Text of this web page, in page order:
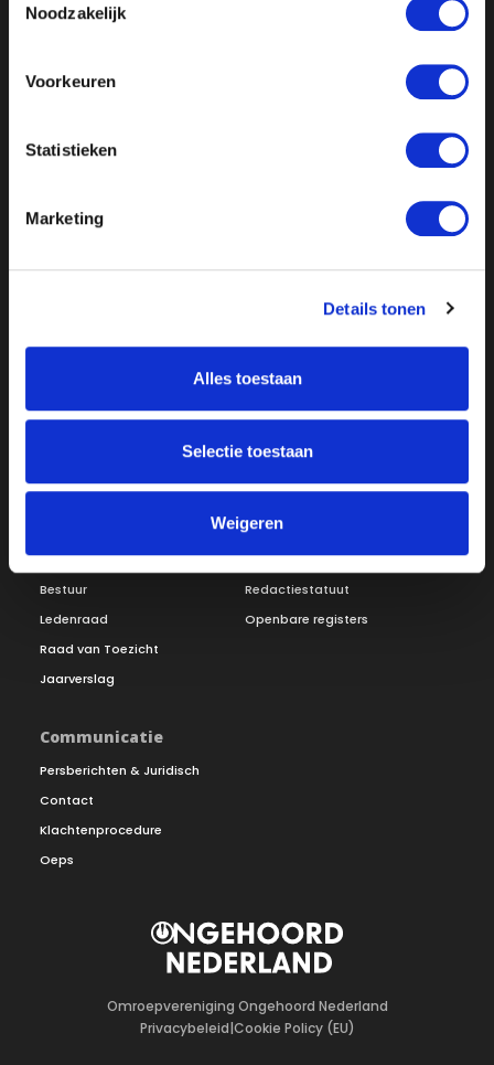
Noodzakelijk
Voorkeuren
Statistieken
Marketing
Details tonen
Alles toestaan
Selectie toestaan
Weigeren
Onze missie
Doneer
Steunbetuigingen
Vereniging
Bestuur
Ledenraad
Raad van Toezicht
Jaarverslag
Redactiestatuut
Openbare registers
Communicatie
Persberichten & Juridisch
Contact
Klachtenprocedure
Oeps
Omroepvereniging Ongehoord Nederland
Privacybeleid|Cookie Policy (EU)